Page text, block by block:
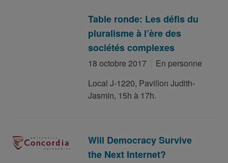
Table ronde: Les défis du
pluralisme à l’ère des
sociétés complexes
18 octobre 2017
En personne
Local J-1220, Pavillon Judith-
Jasmin, 15h à 17h.
Will Democracy Survive
the Next Internet?